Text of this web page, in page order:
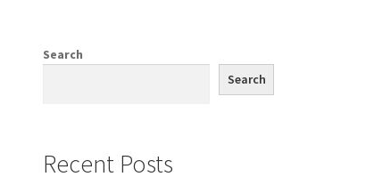
Search
Search
Recent Posts